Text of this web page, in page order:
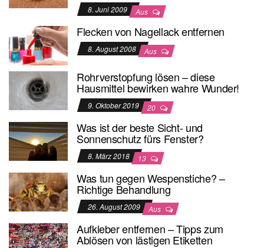
8. Juni 2009 Aus
Flecken von Nagellack entfernen
8. August 2008 Aus
Rohrverstopfung lösen – diese
Hausmittel bewirken wahre Wunder!
9. Oktober 2019 20
Was ist der beste Sicht- und
Sonnenschutz fürs Fenster?
8. März 2018 13
Was tun gegen Wespenstiche? –
Richtige Behandlung
26. August 2009 Aus
Aufkleber entfernen – Tipps zum
Ablösen von lästigen Etiketten